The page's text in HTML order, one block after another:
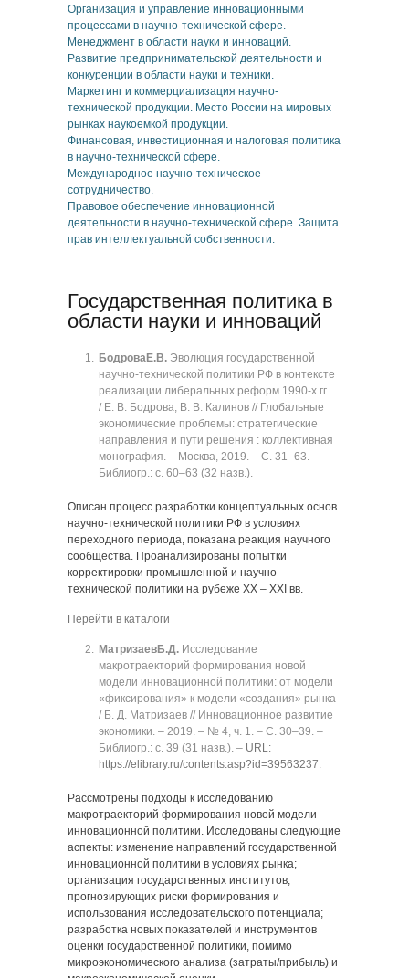
Организация и управление инновационными
процессами в научно-технической сфере.
Менеджмент в области науки и инноваций.
Развитие предпринимательской деятельности и
конкуренции в области науки и техники.
Маркетинг и коммерциализация научно-
технической продукции. Место России на мировых
рынках наукоемкой продукции.
Финансовая, инвестиционная и налоговая политика
в научно-технической сфере.
Международное научно-техническое
сотрудничество.
Правовое обеспечение инновационной
деятельности в научно-технической сфере. Защита
прав интеллектуальной собственности.
Государственная политика в
области науки и инноваций
БодроваЕ.В. Эволюция государственной
научно-технической политики РФ в контексте
реализации либеральных реформ 1990-х гг.
/ Е. В. Бодрова, В. В. Калинов // Глобальные
экономические проблемы: стратегические
направления и пути решения : коллективная
монография. ‒ Москва, 2019. ‒ C. 31‒63. ‒
Библиогр.: с. 60‒63 (32 назв.).
Описан процесс разработки концептуальных основ
научно-технической политики РФ в условиях
переходного периода, показана реакция научного
сообщества. Проанализированы попытки
корректировки промышленной и научно-
технической политики на рубеже XX ‒ XXI вв.
Перейти в каталоги
МатризаевБ.Д. Исследование
макротраекторий формирования новой
модели инновационной политики: от модели
«фиксирования» к модели «создания» рынка
/ Б. Д. Матризаев // Инновационное развитие
экономики. ‒ 2019. ‒ № 4, ч. 1. ‒ C. 30‒39. ‒
Библиогр.: с. 39 (31 назв.). ‒ URL:
https://elibrary.ru/contents.asp?id=39563237.
Рассмотрены подходы к исследованию
макротраекторий формирования новой модели
инновационной политики. Исследованы следующие
аспекты: изменение направлений государственной
инновационной политики в условиях рынка;
организация государственных институтов,
прогнозирующих риски формирования и
использования исследовательского потенциала;
разработка новых показателей и инструментов
оценки государственной политики, помимо
микроэкономического анализа (затраты/прибыль) и